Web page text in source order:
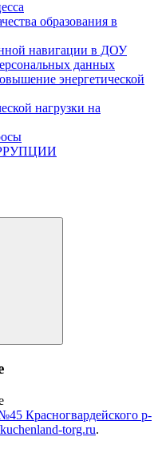
образования в
навигации в ДОУ
данных
энергетической
нагрузки на
Красногвардейского р-
torg.ru.